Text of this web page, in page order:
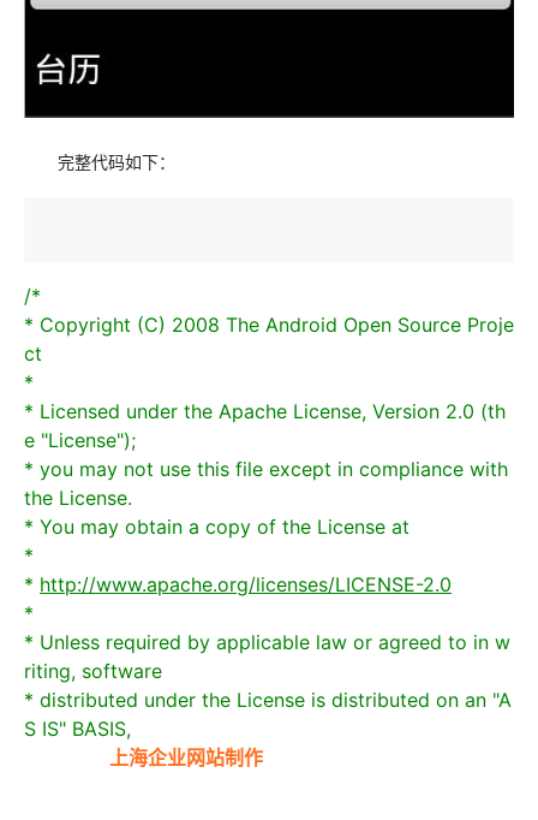
完整代码如下：
/*
* Copyright (C) 2008 The Android Open Source Proje
ct
*
* Licensed under the Apache License, Version 2.0 (th
e "License");
* you may not use this file except in compliance with
the License.
* You may obtain a copy of the License at
*
* http://www.apache.org/licenses/LICENSE-2.0
*
* Unless required by applicable law or agreed to in w
riting, software
* distributed under the License is distributed on an "A
S IS" BASIS,
上海企业网站制作